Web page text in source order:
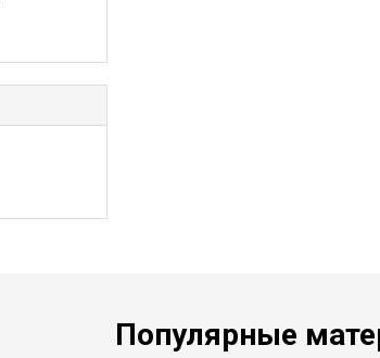
Популярные